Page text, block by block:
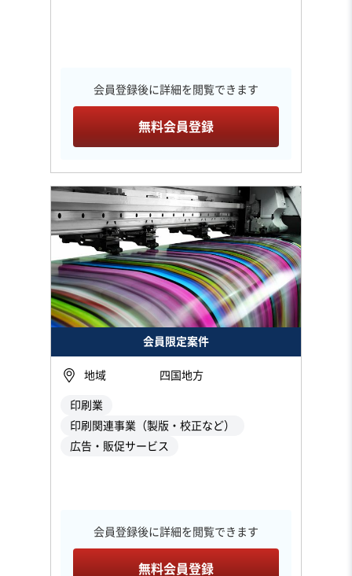
会員登録後に詳細を閲覧できます
無料会員登録
会員限定案件
地域 四国地方
印刷業
印刷関連事業（製版・校正など）
広告・販促サービス
会員登録後に詳細を閲覧できます
無料会員登録